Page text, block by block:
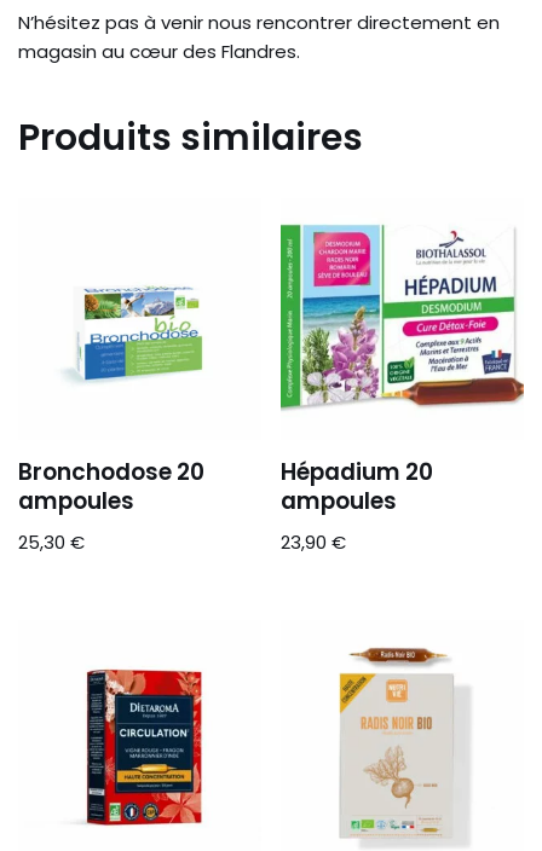
N’hésitez pas à venir nous rencontrer directement en
magasin au cœur des Flandres.
Produits similaires
Bronchodose 20
ampoules
25,30 €
Hépadium 20
ampoules
23,90€